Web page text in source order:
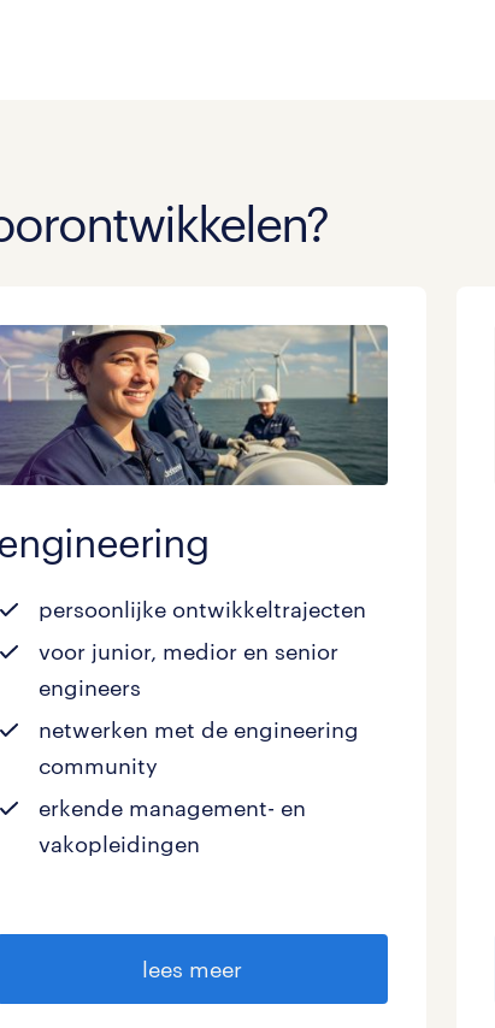
persoonlijke ontwikkeltrajecten
voor junior, medior en senior
engineers
netwerken met de engineering
community
erkende management- en
vakopleidingen
lees meer